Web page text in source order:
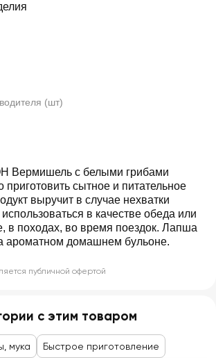
(шт)
Вермишель с белыми грибами
приготовить сытное и питательное
выручит в случае нехватки
в качестве обеда или
в походах, во время поездок. Лапша
ароматном домашнем бульоне.
публичной офертой
с этим товаром
мука Быстрое приготовление